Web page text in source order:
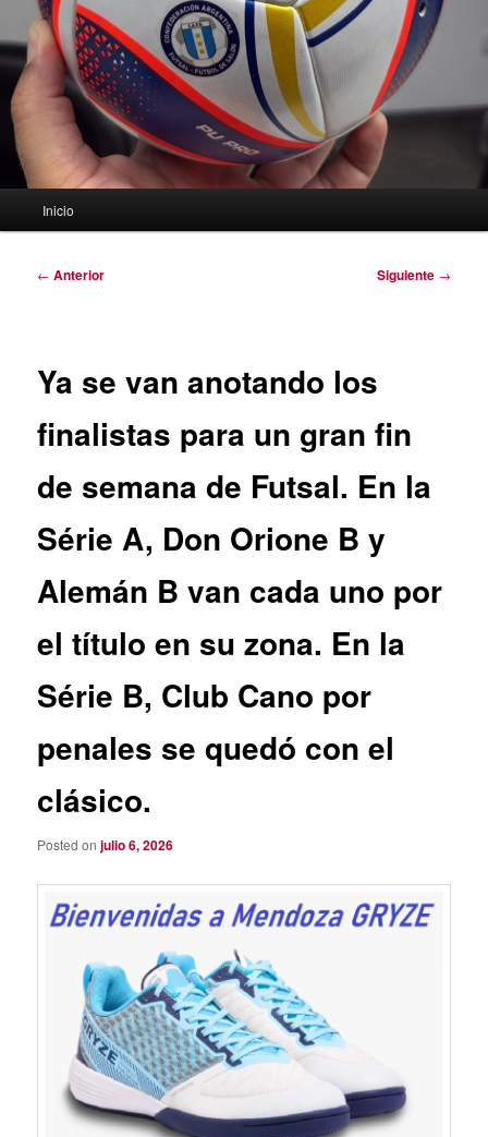
Inicio
Navegación
← Anterior Siguiente →
Ya se van anotando los
finalistas para un gran fin
de semana de Futsal. En la
Série A, Don Orione B y
Alemán B van cada uno por
el título en su zona. En la
Série B, Club Cano por
penales se quedó con el
clásico.
Posted onjulio 6, 2026